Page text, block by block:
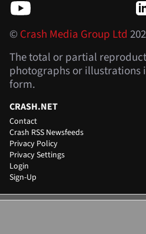
©Crash Media Group Ltd
The total or partial
photographs or illustrations
form.
CRASH.NET
Contact
Crash RSS Newsfeeds
Privacy Policy
Privacy Settings
Login
Sign-Up